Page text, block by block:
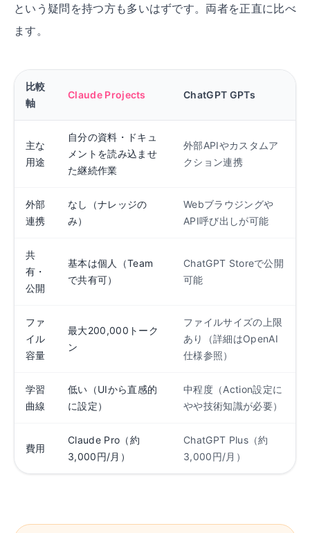
という疑問を持つ方も多いはずです。両者を正直に比べ
ます。
比較
軸
Claude Projects ChatGPT GPTs
主な
用途
自分の資料・ドキュ
メントを読み込ませ
た継続作業
外部APIやカスタムア
クション連携
外部
連携
なし（ナレッジの
み）
Webブラウジングや
API呼び出しが可能
共
有・
公開
基本は個人（Team
で共有可）
ChatGPT Storeで公開
可能
ファ
イル
容量
最大200,000トーク
ン
ファイルサイズの上限
あり（詳細はOpenAI
仕様参照）
学習
曲線
低い（UIから直感的
に設定）
中程度（Action設定に
やや技術知識が必要）
費用
Claude Pro（約
3,000円/月）
ChatGPT Plus（約
3,000円/月）